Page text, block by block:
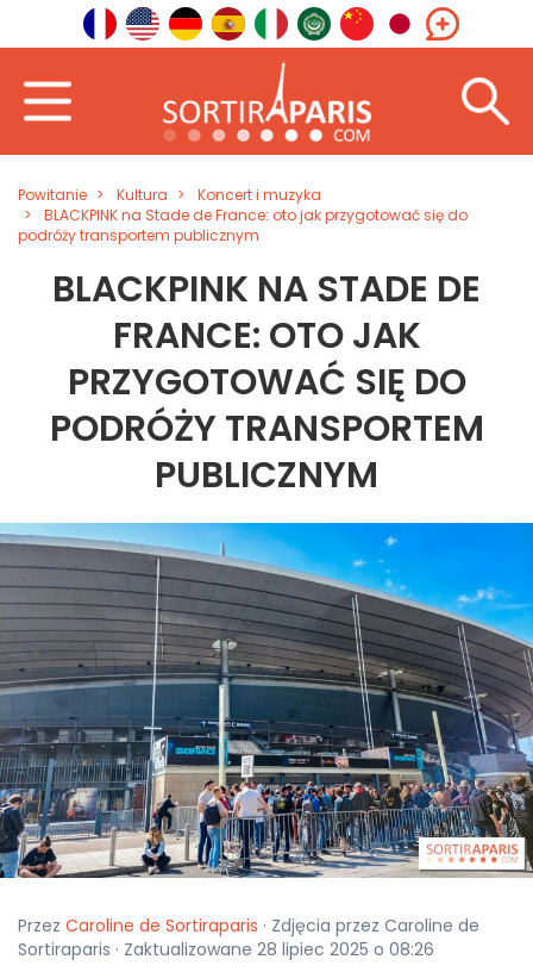
Powitanie Kultura
Koncert i muzyka
BLACKPINK na Stade de France: oto jak przygotować się do
podróży transportem publicznym
BLACKPINK NA STADE DE
FRANCE: OTO JAK
PRZYGOTOWAĆ SIĘ DO
PODRÓŻY TRANSPORTEM
PUBLICZNYM
Przez Caroline de Sortiraparis · Zdjęcia przez Caroline de
Sortiraparis · Zaktualizowane 28 lipiec 2025 o 08:26